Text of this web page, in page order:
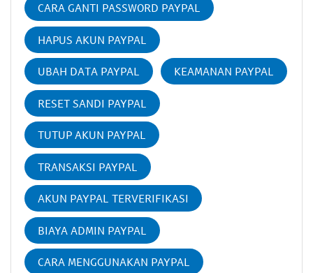
CARA GANTI PASSWORD PAYPAL
HAPUS AKUN PAYPAL
UBAH DATA PAYPAL KEAMANAN PAYPAL
RESET SANDI PAYPAL
TUTUP AKUN PAYPAL
TRANSAKSI PAYPAL
AKUN PAYPAL TERVERIFIKASI
BIAYA ADMIN PAYPAL
CARA MENGGUNAKAN PAYPAL